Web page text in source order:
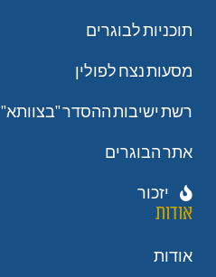
תוכניות לבוגרים
מסעות נצח לפולין
רשת ישיבות ההסדר "בצוותא"
אתר הבוגרים
יזכור
אודות
אודות